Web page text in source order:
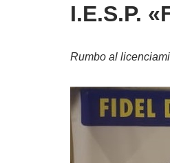
I.E.S.P.
Rumbo al